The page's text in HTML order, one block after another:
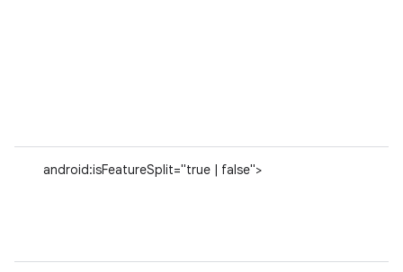
android:isFeatureSplit="true | false">